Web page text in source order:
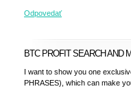
Odpovedať
BTC PROFIT SEARCH AND
I want to show you one
PHRASES), which can make